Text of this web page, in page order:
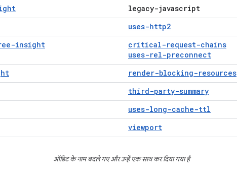
legacy-javascript
uses-http2
insight
critical-request-chains
uses-rel-preconnect
render-blocking-resources
third-party-summary
uses-long-cache-ttl
viewport
ऑडिट के नाम बदले गए और उन्हें एक साथ कर दिया गया है